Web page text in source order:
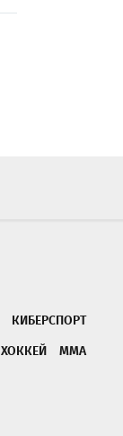
КИБЕРСПОРТ
ХОККЕЙ
ММА